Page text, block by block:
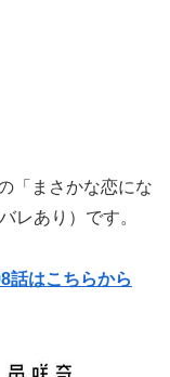
「まさかな恋にな
レあり）です。
話はこちらから